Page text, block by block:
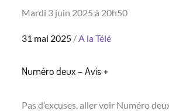
Mardi 3 juin 2025 à 20h50
Posted
31 mai 2025 A la Télé
Numéro deux – Avis +
Pas d’excuses, aller voir Numéro